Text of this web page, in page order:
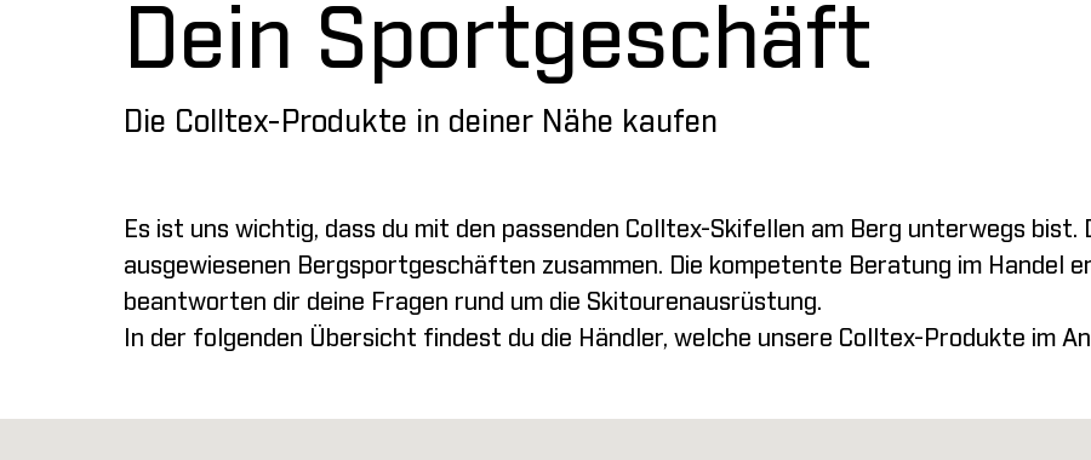
Dein Sportgeschäft
Die Colltex-Produkte in deiner Nähe kaufen
Es ist uns wichtig, dass du mit den passenden Colltex-Skifellen am Berg unterwegs
ausgewiesenen Bergsportgeschäften zusammen. Die kompetente Beratung im Handel
beantworten dir deine Fragen rund um die Skitourenausrüstung.
In der folgenden Übersicht findest du die Händler, welche unsere Colltex-Produkte im